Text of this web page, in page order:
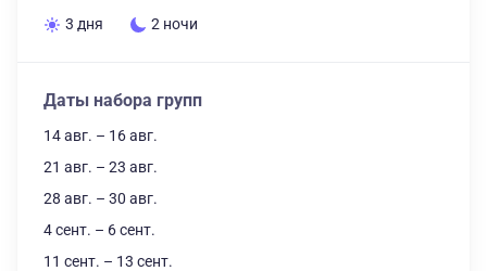
3 дня 2 ночи
Даты набора групп
14 авг. – 16 авг.
21 авг. – 23 авг.
28 авг. – 30 авг.
4 сент. – 6 сент.
11 сент. – 13 сент.